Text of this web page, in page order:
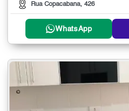
Rua Copacabana, 426
WhatsApp